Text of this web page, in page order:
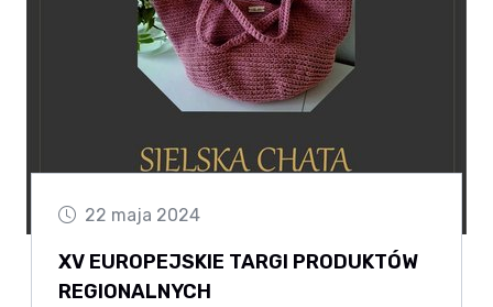
22 maja 2024
XV EUROPEJSKIE TARGI PRODUKTÓW
REGIONALNYCH